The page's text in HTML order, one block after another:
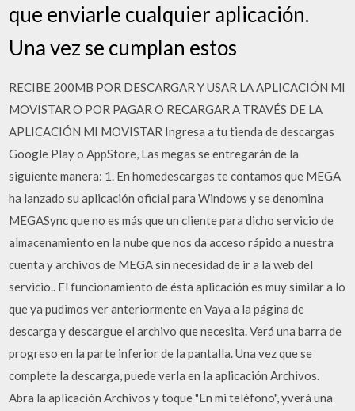
que enviarle cualquier aplicación.
Una vez se cumplan estos
RECIBE 200MB POR DESCARGAR Y USAR LA APLICACIÓN MI
MOVISTAR O POR PAGAR O RECARGAR A TRAVÉS DE LA
APLICACIÓN MI MOVISTAR Ingresa a tu tienda de descargas
Google Play o AppStore, Las megas se entregarán de la
siguiente manera: 1. En homedescargas te contamos que MEGA
ha lanzado su aplicación oficial para Windows y se denomina
MEGASync que no es más que un cliente para dicho servicio de
almacenamiento en la nube que nos da acceso rápido a nuestra
cuenta y archivos de MEGA sin necesidad de ir a la web del
servicio.. El funcionamiento de ésta aplicación es muy similar a lo
que ya pudimos ver anteriormente en Vaya a la página de
descarga y descargue el archivo que necesita. Verá una barra de
progreso en la parte inferior de la pantalla. Una vez que se
complete la descarga, puede verla en la aplicación Archivos.
Abra la aplicación Archivos y toque "En mi teléfono", yverá una